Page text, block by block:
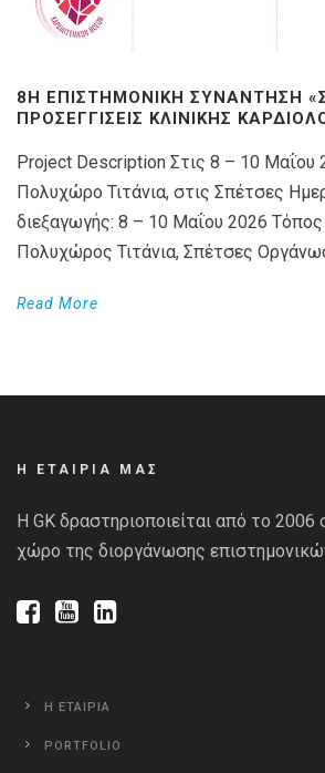
8Η ΕΠΙΣΤΗΜΟΝΙΚΉ ΣΥΝΆΝΤΗΣΗ
ΠΡΟΣΕΓΓΊΣΕΙΣ ΚΛΙΝΙΚΉΣ
Project Description Στις 8 – 10 Μαΐου
Πολυχώρο Τιτάνια, στις Σπέτσες
διεξαγωγής: 8 – 10 Μαΐου 2026 Τόπος
Πολυχώρος Τιτάνια, Σπέτσες
Read More
Η ΕΤΑΙΡΙΑ ΜΑΣ
Η GK δραστηριοποιείται από το 2006
χώρο της διοργάνωσης
Η ΕΤΑΙΡΙΑ
PORTFOLIO